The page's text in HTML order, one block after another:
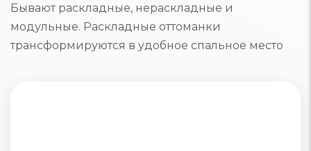
Бывают раскладные, нераскладные и
модульные. Раскладные оттоманки
трансформируются в удобное спальное место